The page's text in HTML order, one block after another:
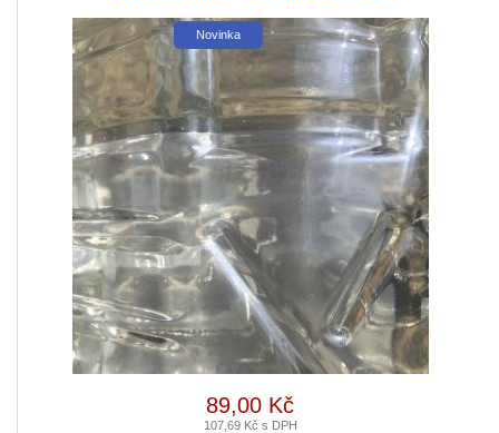
Novinka
89,00 Kč
107,69 Kč s DPH